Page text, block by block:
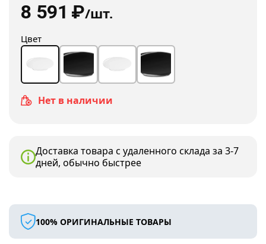
8 591 ₽/шт.
Цвет
Нет в наличии
Доставка товара с удаленного склада за 3-7
дней, обычно быстрее
100% ОРИГИНАЛЬНЫЕ ТОВАРЫ